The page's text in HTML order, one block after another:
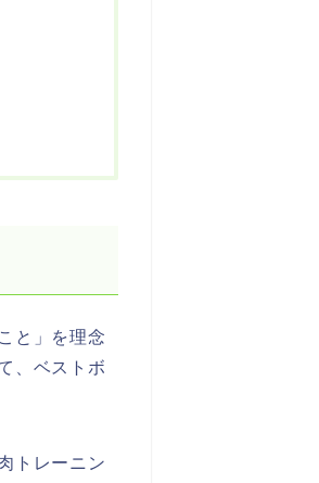
と」を理念
、ベストボ
トレーニン